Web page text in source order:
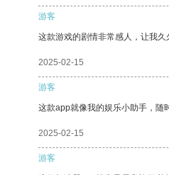
游客
这款游戏的剧情非常感人，让我久
2025-02-15
游客
这款app就像我的娱乐小助手，随
2025-02-15
游客